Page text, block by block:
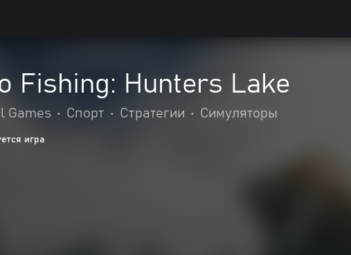
Fishing: Hunters Lake
Games • Спорт • Стратегии • Симуляторы
игра